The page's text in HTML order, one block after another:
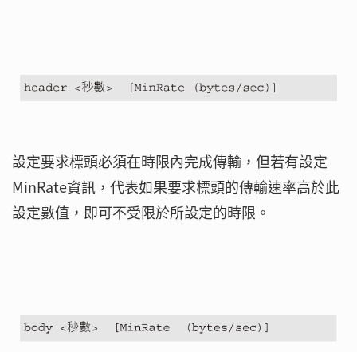
設定要求標頭必須在時限內完成傳輸，但若有設定
MinRate資訊，代表如果要求標頭的傳輸速率高於此
設定數值，即可不受限於所設定的時限。